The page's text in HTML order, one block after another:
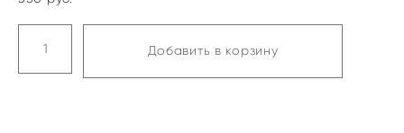
Добавить в корзину